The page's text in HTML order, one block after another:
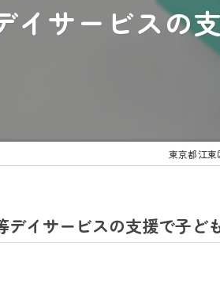
イサービスの
東京都江東
デイサービスの支援で子ど